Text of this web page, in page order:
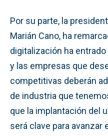
Por su parte, la
Marián Cano, ha
digitalización ha
y las empresas que
competitivas deberán
de industria que
que la implantación del
será clave para avanzar